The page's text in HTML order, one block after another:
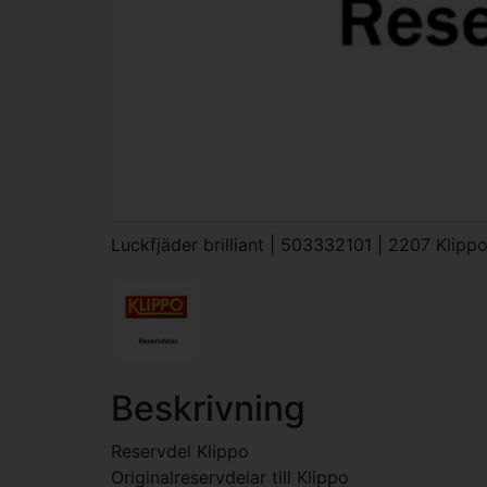
Luckfjäder brilliant | 503332101 | 2207 Klippo
Beskrivning
Reservdel Klippo
Originalreservdelar till Klippo